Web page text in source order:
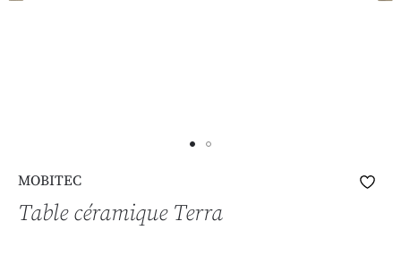
the
beginning
MOBITEC
Table céramique Terra